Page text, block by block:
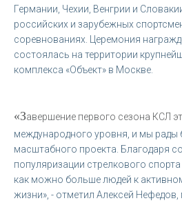
Германии, Чехии, Венгрии и
российских и зарубежных
соревнованиях. Церемония
состоялась на территории
комплекса «Объект» в Москве.
«Завершение первого сезона КСЛ
международного уровня, и мы рады
масштабного проекта. Благодаря
популяризации стрелкового
как можно больше людей к
жизни», - отметил Алексей Нефедов,